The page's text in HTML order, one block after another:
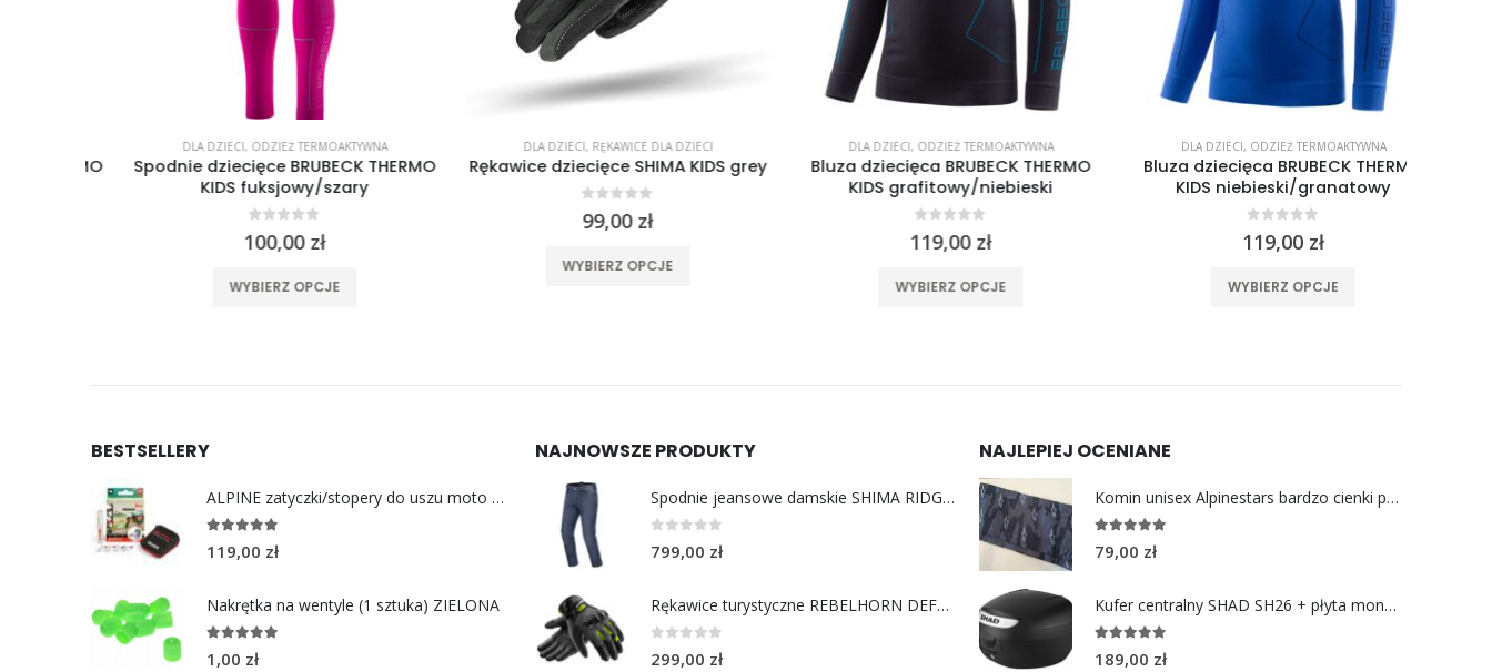
DLA DZIECI ,ODZIEŻ TERMOAKTYWNA
Spodnie dziecięce BRUBECK THERMO
KIDS fuksjowy/szary
100,00zł
WYBIERZ OPCJE
DLA DZIECI ,RĘKAWICE DLA DZIECI
Rękawice dziecięce SHIMA KIDS grey
99,00zł
WYBIERZ OPCJE
DLA DZIECI ,ODZIEŻ TERMOAKTYWNA
Bluza dziecięca BRUBECK THERMO
KIDS grafitowy/niebieski
119,00zł
WYBIERZ OPCJE
DLA DZIECI ,ODZIEŻ TERMOAKTYWNA
Bluza dziecięca BRUBECK THERMO
KIDS niebieski/granatowy
119,00zł
WYBIERZ OPCJE
BESTSELLERY
ALPINE zatyczki/stopery do uszu moto MotoSafe Pro
out of 5
119,00 zł
Nakrętka na wentyle (1 sztuka) ZIELONA
out of 5
1,00 zł
NAJNOWSZE PRODUKTY
Spodnie jeansowe damskie SHIMA RIDGE LADY blue
out of 5
799,00 zł
Rękawice turystyczne REBELHORN DEFENDER black yellow fluo
out of 5
299,00 zł
NAJLEPIEJ OCENIANE
Komin unisex Alpinestars bardzo cienki pod kask
out of 5
79,00 zł
Kufer centralny SHAD SH26 + płyta montażowa
out of 5
189,00 zł